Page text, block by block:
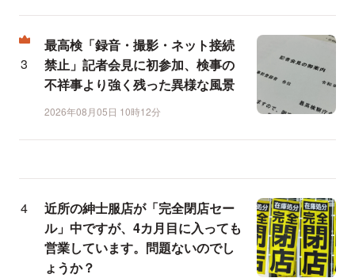
最高検「録音・撮影・ネット接続
禁止」記者会見に初参加、検事の
不祥事より強く残った異様な風景
2026年08月05日 10時12分
近所の紳士服店が「完全閉店セー
ル」中ですが、4カ月目に入っても
営業しています。問題ないのでし
ょうか？